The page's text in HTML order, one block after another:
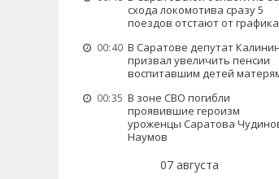
схода локомотива сразу 5
поездов отстают от графика
00:40 В Саратове депутат Калинин
призвал увеличить пенсии
воспитавшим детей
00:35 В зоне СВО погибли
проявившие героизм
уроженцы Саратова
Наумов
07 августа